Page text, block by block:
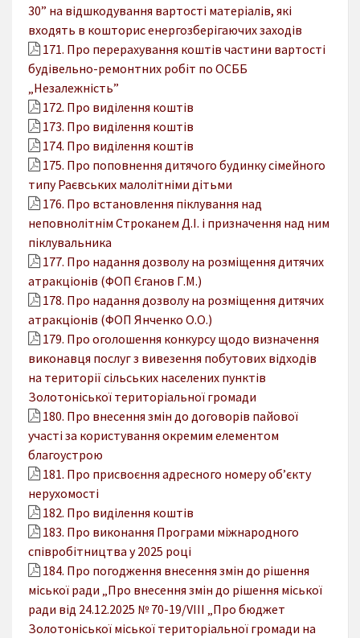
30” на відшкодування вартості матеріалів, які
входять в кошторис енергозберігаючих заходів
171. Про перерахування коштів частини вартості
будівельно-ремонтних робіт по ОСББ
„Незалежність”
172. Про виділення коштів
173. Про виділення коштів
174. Про виділення коштів
175. Про поповнення дитячого будинку сімейного
типу Раєвських малолітніми дітьми
176. Про встановлення піклування над
неповнолітнім Строканем Д.І. і призначення над ним
піклувальника
177. Про надання дозволу на розміщення дитячих
атракціонів (ФОП Єганов Г.М.)
178. Про надання дозволу на розміщення дитячих
атракціонів (ФОП Янченко О.О.)
179. Про оголошення конкурсу щодо визначення
виконавця послуг з вивезення побутових відходів
на території сільських населених пунктів
Золотоніської територіальної громади
180. Про внесення змін до договорів пайової
участі за користування окремим елементом
благоустрою
181. Про присвоєння адресного номеру об’єкту
нерухомості
182. Про виділення коштів
183. Про виконання Програми міжнародного
співробітництва у 2025 році
184. Про погодження внесення змін до рішення
міської ради „Про внесення змін до рішення міської
ради від 24.12.2025 № 70-19/VIІІ „Про бюджет
Золотоніської міської територіальної громади на